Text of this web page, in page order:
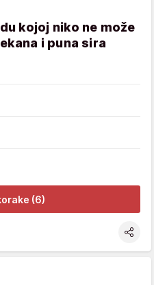
kojoj niko ne može
i puna sira
(6)